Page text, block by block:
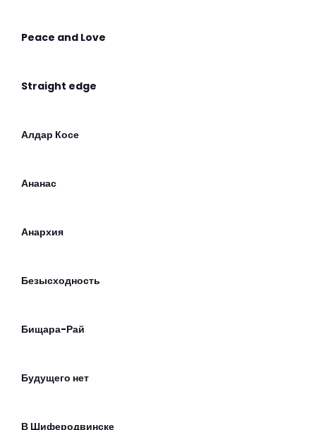
Peace and Love
Straight edge
Алдар Косе
Ананас
Анархия
Безысходность
Бищара-Рай
Будущего нет
В Шиферодвинске